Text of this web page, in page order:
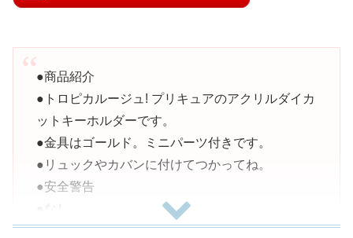
●商品紹介
●トロピカルージュ! プリキュアのアクリルダイカ
ットキーホルダーです。
●金具はゴールド。ミニパーツ付きです。
●リュックやカバンに付けてつかってね。
●安全警告
●なし
●サイズ：H7.5×W3.6×D0.3cm